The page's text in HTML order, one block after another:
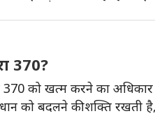
370?
370 को खत्म करने का
को बदलने की शक्ति रखती